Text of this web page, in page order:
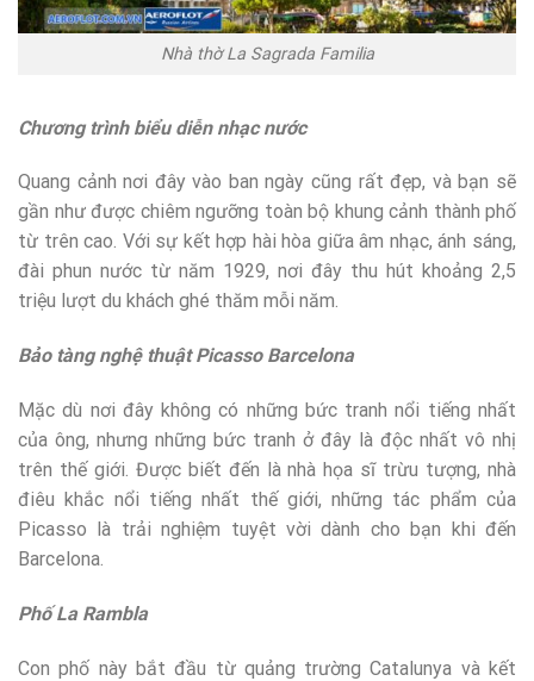
Nhà thờ La Sagrada Familia
Chương trình biểu diễn nhạc nước
Quang cảnh nơi đây vào ban ngày cũng rất đẹp, và bạn sẽ
gần như được chiêm ngưỡng toàn bộ khung cảnh thành phố
từ trên cao. Với sự kết hợp hài hòa giữa âm nhạc, ánh sáng,
đài phun nước từ năm 1929, nơi đây thu hút khoảng 2,5
triệu lượt du khách ghé thăm mỗi năm.
Bảo tàng nghệ thuật Picasso Barcelona
Mặc dù nơi đây không có những bức tranh nổi tiếng nhất
của ông, nhưng những bức tranh ở đây là độc nhất vô nhị
trên thế giới. Được biết đến là nhà họa sĩ trừu tượng, nhà
điêu khắc nổi tiếng nhất thế giới, những tác phẩm của
Picasso là trải nghiệm tuyệt vời dành cho bạn khi đến
Barcelona.
Phố La Rambla
Con phố này bắt đầu từ quảng trường Catalunya và kết